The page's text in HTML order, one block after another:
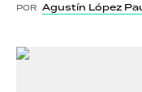
POR Agustín López